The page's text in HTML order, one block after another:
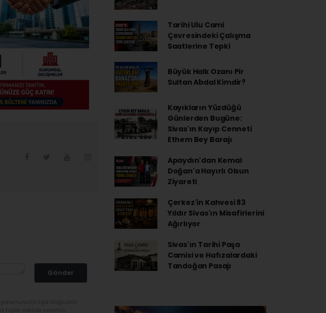
Gönder
Tarihi Ulu Cami
Çevresindeki Çalışma
Saatlerine Tepki
Büyük Halk Ozanı Pir
Sultan Abdal Kimdir?
Kayıkların Yüzdüğü
Günlerden Bugüne:
Sivas'ın Kayıp Cenneti
Ethem Bey Barajı
Apaydın'dan Kemal
Doğan'a Hayırlı Olsun
Ziyareti
Çerkez'in Kahvesi 83
Yıldır Sivas'ın Misafirlerini
Ağırlıyor
Sivas'ın Tarihi Paşa
Camisi ve Hafızalardaki
Tandoğan Pasajı